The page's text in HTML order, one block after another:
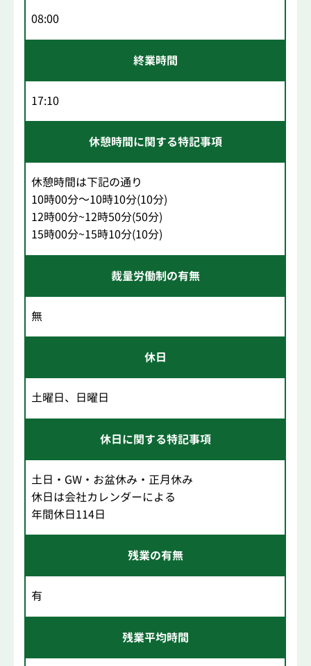
08:00
終業時間
17:10
休憩時間に関する特記事項
休憩時間は下記の通り
10時00分～10時10分(10分)
12時00分~12時50分(50分)
15時00分~15時10分(10分)
裁量労働制の有無
無
休日
土曜日、日曜日
休日に関する特記事項
土日・GW・お盆休み・正月休み
休日は会社カレンダーによる
年間休日114日
残業の有無
有
残業平均時間